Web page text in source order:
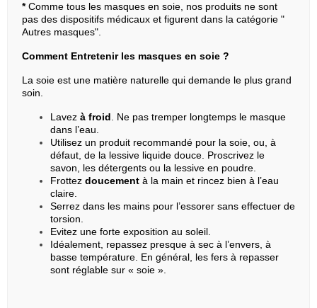
*Comme tous les masques en soie, nos produits ne sont
pas des dispositifs médicaux et figurent dans la catégorie "
Autres masques".
Comment Entretenir les masques en soie ?
La soie est une matière naturelle qui demande le plus grand
soin.
Lavez à froid. Ne pas tremper longtemps le masque
dans l’eau.
Utilisez un produit recommandé pour la soie, ou, à
défaut, de la lessive liquide douce. Proscrivez le
savon, les détergents ou la lessive en poudre.
Frottez doucement à la main et rincez bien à l’eau
claire.
Serrez dans les mains pour l’essorer sans effectuer de
torsion.
Evitez une forte exposition au soleil.
Idéalement, repassez presque à sec à l’envers, à
basse température. En général, les fers à repasser
sont réglable sur « soie ».